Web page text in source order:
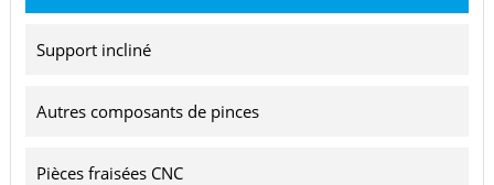
Support incliné
Autres composants de pinces
Pièces fraisées CNC